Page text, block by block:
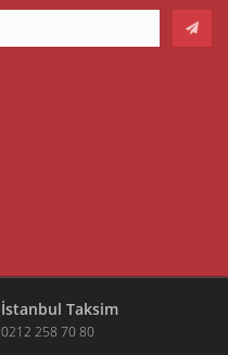
İstanbul Taksim
0212 258 70 80